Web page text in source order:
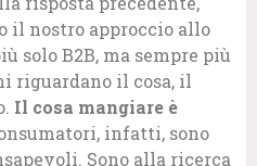
il nostro approccio allo
solo B2B, ma sempre più
riguardano il cosa, il
Il cosa mangiare è
infatti, sono
Sono alla ricerca